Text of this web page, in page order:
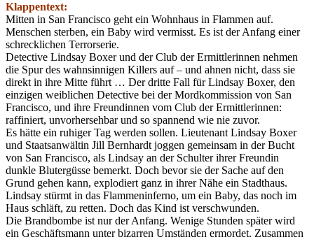
Klappentext:
Mitten in San Francisco geht ein Wohnhaus in Flammen auf.
Menschen sterben, ein Baby wird vermisst. Es ist der Anfang einer
schrecklichen Terrorserie.
Detective Lindsay Boxer und der Club der Ermittlerinnen nehmen
die Spur des wahnsinnigen Killers auf – und ahnen nicht, dass sie
direkt in ihre Mitte führt … Der dritte Fall für Lindsay Boxer, den
einzigen weiblichen Detective bei der Mordkommission von San
Francisco, und ihre Freundinnen vom Club der Ermittlerinnen:
raffiniert, unvorhersehbar und so spannend wie nie zuvor.
Es hätte ein ruhiger Tag werden sollen. Lieutenant Lindsay Boxer
und Staatsanwältin Jill Bernhardt joggen gemeinsam in der Bucht
von San Francisco, als Lindsay an der Schulter ihrer Freundin
dunkle Blutergüsse bemerkt. Doch bevor sie der Sache auf den
Grund gehen kann, explodiert ganz in ihrer Nähe ein Stadthaus.
Lindsay stürmt in das Flammeninferno, um ein Baby, das noch im
Haus schläft, zu retten. Doch das Kind ist verschwunden.
Die Brandbombe ist nur der Anfang. Wenige Stunden später wird
ein Geschäftsmann unter bizarren Umständen ermordet. Zusammen